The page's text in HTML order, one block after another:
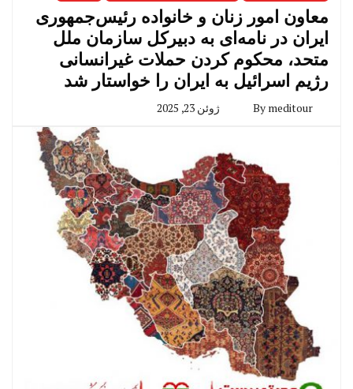
معاون امور زنان و خانواده رئیس‌جمهوری
ایران در نامه‌ای به دبیرکل سازمان ملل
متحد، محکوم کردن حملات غیرانسانی
رژیم اسرائیل به ایران را خواستار شد
By meditour ژوئن 23, 2025